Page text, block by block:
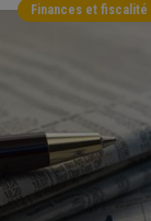
Finances et fiscalité